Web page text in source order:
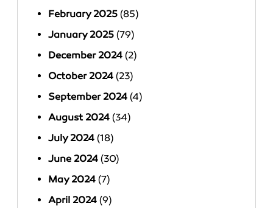
February 2025 (85)
January 2025 (79)
December 2024 (2)
October 2024 (23)
September 2024 (4)
August 2024 (34)
July 2024 (18)
June 2024 (30)
May 2024 (7)
April 2024 (9)